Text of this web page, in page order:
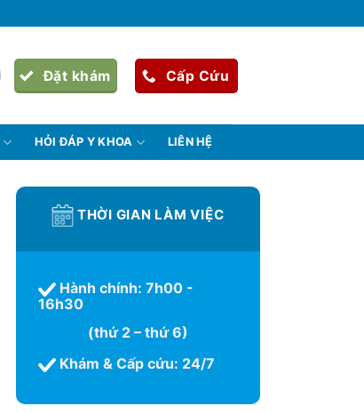
Đặt khám Cấp Cứu
HỎI ĐÁP Y KHOA LIÊN HỆ
THỜI GIAN LÀM VIỆC
Hành chính: 7h00 -
16h30
(thứ 2 – thứ 6)
Khám & Cấp cứu: 24/7